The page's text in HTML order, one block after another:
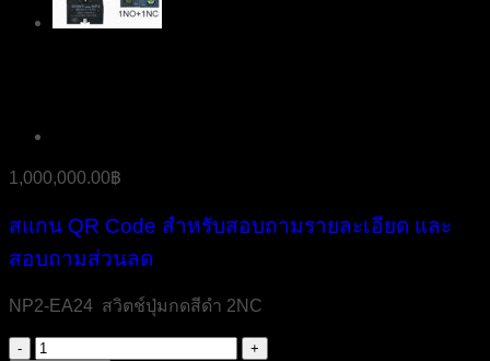
1,000,000.00฿
สแกน QR Code สำหรับสอบถามรายละเอียด และ
สอบถามส่วนลด
NP2-EA24 สวิตช์ปุ่มกดสีดำ 2NC
จำนวน